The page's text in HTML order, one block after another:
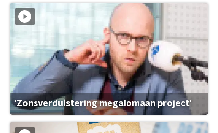
'Zonsverduistering megalomaan project'